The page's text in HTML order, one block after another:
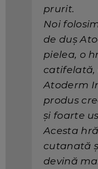
prurit.
Noi
de duș
pielea, o
catifelată,
Atoderm
produs
și foarte
Acesta
cutanată
devină